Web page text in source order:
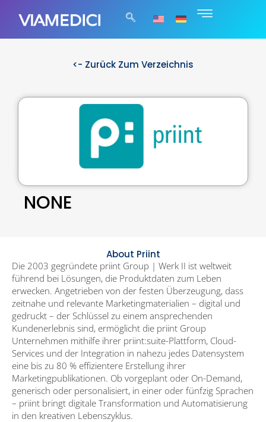
<- Zurück Zum Verzeichnis
NONE
About Priint
Die 2003 gegründete priint Group | Werk II ist weltweit
führend bei Lösungen, die Produktdaten zum Leben
erwecken. Angetrieben von der festen Überzeugung, dass
zeitnahe und relevante Marketingmaterialien – digital und
gedruckt – der Schlüssel zu einem ansprechenden
Kundenerlebnis sind, ermöglicht die priint Group
Unternehmen mithilfe ihrer priint:suite-Plattform, Cloud-
Services und der Integration in nahezu jedes Datensystem
eine bis zu 80 % effizientere Erstellung ihrer
Marketingpublikationen. Ob vorgeplant oder On-Demand,
generisch oder personalisiert, in einer oder fünfzig Sprachen
– priint bringt digitale Transformation und Automatisierung
in den kreativen Lebenszyklus.